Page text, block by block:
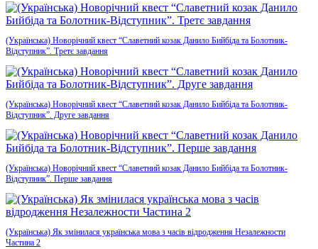
(Українська) Новорічний квест “Славетний козак Данило Бийбіда та Болотник-
Відступник”. Третє завдання
(Українська) Новорічний квест “Славетний козак Данило Бийбіда та Болотник-
Відступник”. Друге завдання
(Українська) Новорічний квест “Славетний козак Данило Бийбіда та Болотник-
Відступник”. Перше завдання
(Українська) Як змінилася українська мова з часів відродження Незалежности
Частина 2